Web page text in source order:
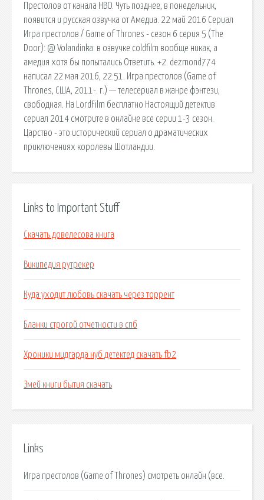
Престолов от канала HBO. Чуть позднее, в понедельник,
появится и русская озвучка от Амедиа. 22 май 2016 Сериал
Игра престолов / Game of Thrones - сезон 6 серия 5 (The
Door): @ Volandinka: в озвучке coldfilm вообще никак, а
амедия хотя бы попытались Ответить. +2. dezmond774
написал 22 мая 2016, 22:51. Игра престолов (Game of
Thrones, США, 2011-. г.) — телесериал в жанре фэнтези,
свободная. На LordFilm бесплатно Настоящий детектив
сериал 2014 смотрите в онлайне все серии 1-3 сезон.
Царство - это исторический сериал о драматических
приключениях королевы Шотландии.
Links to Important Stuff
Скачать довелесова книга
Википедия рутрекер
Куда уходит любовь скачать через торрент
Бланки строгой отчетности в спб
Хроники мидгарда нуб детектед скачать fb2
Змей книги бытия скачать
Links
Игра престолов (Game of Thrones) смотреть онлайн (все.